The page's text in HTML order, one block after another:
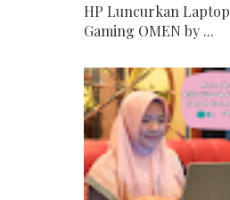
HP Luncurkan Laptop
Gaming OMEN by ...